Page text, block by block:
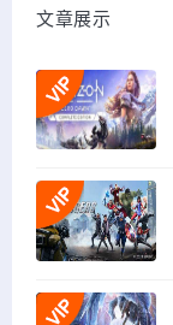
文章展示